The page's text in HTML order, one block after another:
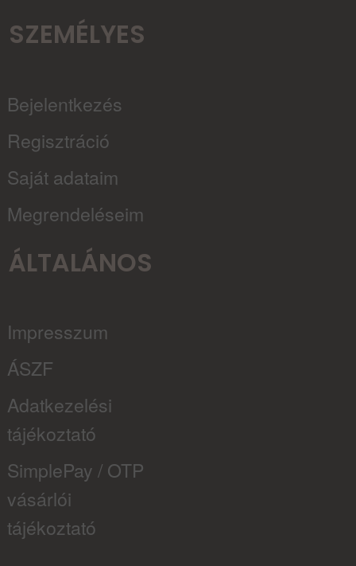
SZEMÉLYES
Bejelentkezés
Regisztráció
Saját adataim
Megrendeléseim
ÁLTALÁNOS
Impresszum
ÁSZF
Adatkezelési
tájékoztató
SimplePay / OTP
vásárlói
tájékoztató